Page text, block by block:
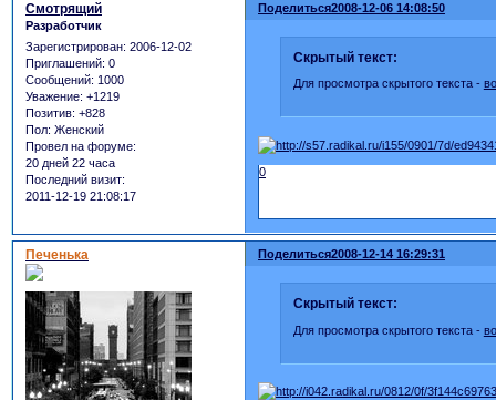
Поделиться2008-12-06 14:08:50
Смотрящий
Разработчик
Зарегистрирован: 2006-12-02
Приглашений: 0
Сообщений: 1000
Уважение: +1219
Позитив: +828
Пол: Женский
Провел на форуме:
20 дней 22 часа
Последний визит:
2011-12-19 21:08:17
Скрытый текст:
Для просмотра скрытого текста -
0
Поделиться2008-12-14 16:29:31
Печенька
Скрытый текст:
Для просмотра скрытого текста -